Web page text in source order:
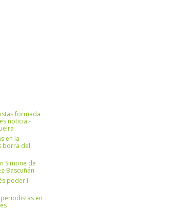
formada
noticia -
en la
borra del
Simone de
Bascuñán
poder i
en